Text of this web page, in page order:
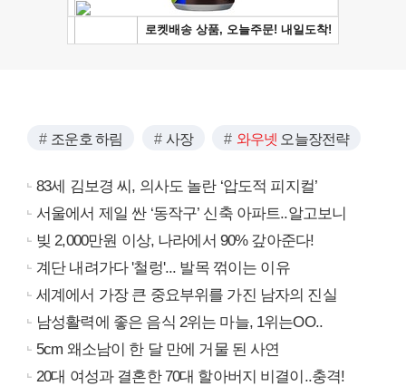
조운호 하림 사장 와우넷 오늘장전략
83세 김보경 씨, 의사도 놀란 ‘압도적 피지컬’
서울에서 제일 싼 ‘동작구’ 신축 아파트..알고보니
빚 2,000만원 이상, 나라에서 90% 갚아준다!
계단 내려가다 '철렁'... 발목 꺾이는 이유
세계에서 가장 큰 중요부위를 가진 남자의 진실
남성활력에 좋은 음식 2위는 마늘, 1위는OO..
5cm 왜소남이 한 달 만에 거물 된 사연
20대 여성과 결혼한 70대 할아버지 비결이..충격!